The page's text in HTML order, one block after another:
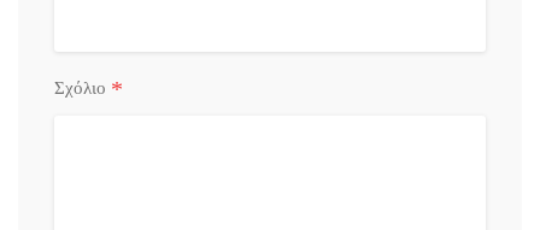
Σχόλιο *